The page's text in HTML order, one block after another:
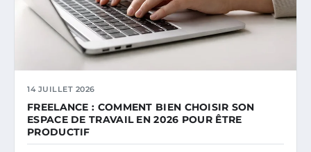
14 JUILLET 2026
FREELANCE : COMMENT BIEN CHOISIR SON
ESPACE DE TRAVAIL EN 2026 POUR ÊTRE
PRODUCTIF